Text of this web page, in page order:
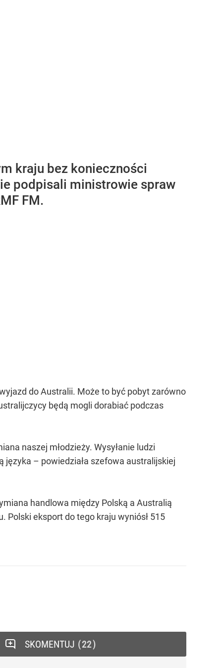
kraju bez konieczności
podpisali ministrowie spraw
FM.
do Australii. Może to być pobyt zarówno
będą mogli dorabiać podczas
naszej młodzieży. Wysyłanie ludzi
– powiedziała szefowa australijskiej
handlowa między Polską a Australią
Polski eksport do tego kraju wyniósł 515
SKOMENTUJ 22